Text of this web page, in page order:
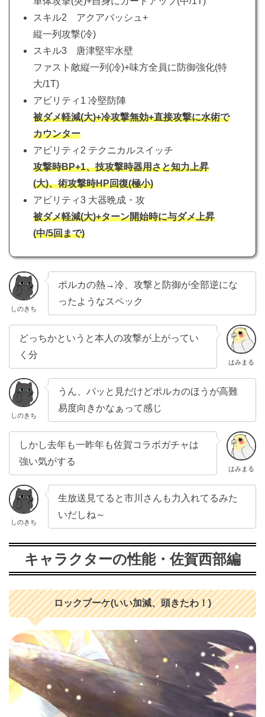
スキル2 アクアバッシュ+
縦一列攻撃(冷)
スキル3 唐津堅牢水壁
ファスト敵縦一列(冷)+味方全員に防御強化(特
大/1T)
アビリティ1 冷堅防陣
被ダメ軽減(大)+冷攻撃無効+直接攻撃に水術で
カウンター
アビリティ2 テクニカルスイッチ
攻撃時BP+1、技攻撃時器用さと知力上昇
(大)、術攻撃時HP回復(極小)
アビリティ3 大器晩成・攻
被ダメ軽減(大)+ターン開始時に与ダメ上昇
(中/5回まで)
しのきち
ポルカの熱→冷、攻撃と防御が全部逆にな
ったようなスペック
はみまる
どっちかというと本人の攻撃が上がってい
く分
しのきち
うん、パッと見だけどポルカのほうが高難
易度向きかなぁって感じ
はみまる
しかし去年も一昨年も佐賀コラボガチャは
強い気がする
しのきち
生放送見てると市川さんも力入れてるみた
いだしね～
キャラクターの性能・佐賀西部編
ロックブーケ(いい加減、頭きたわ！)